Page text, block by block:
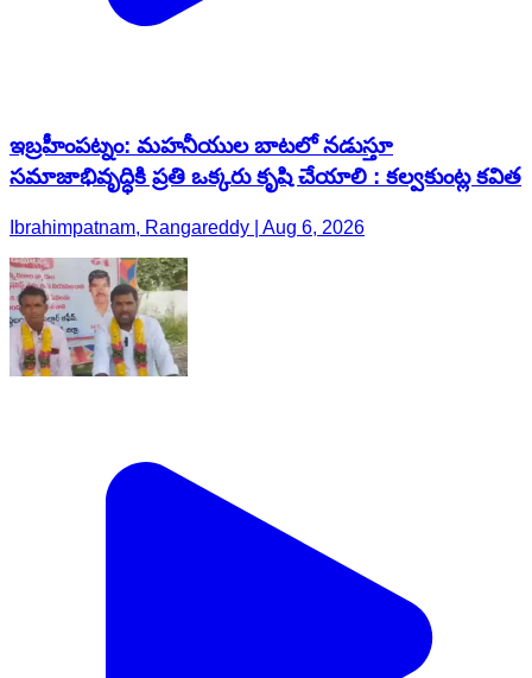
ఇబ్రహీంపట్నం: మహనీయుల బాటలో నడుస్తూ
సమాజాభివృద్ధికి ప్రతి ఒక్కరు కృషి చేయాలి : కల్వకుంట్ల కవిత
Ibrahimpatnam, Rangareddy | Aug 6, 2026